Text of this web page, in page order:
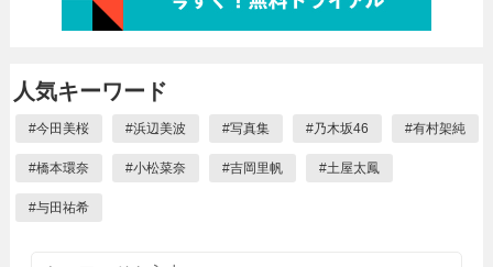
人気キーワード
#今田美桜 #浜辺美波 #写真集 #乃木坂46 #有村架純
#橋本環奈 #小松菜奈 #吉岡里帆 #土屋太鳳
#与田祐希